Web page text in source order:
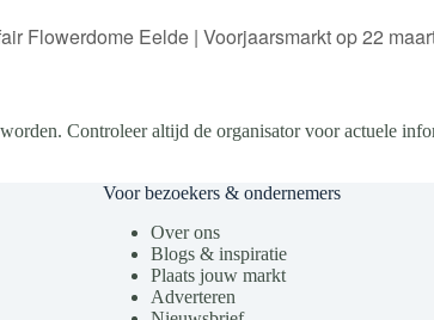
Flowerdome Eelde | Voorjaarsmarkt op 22
Controleer altijd de organisator voor actuele
Voor bezoekers & ondernemers
Over ons
Blogs & inspiratie
Plaats jouw markt
Adverteren